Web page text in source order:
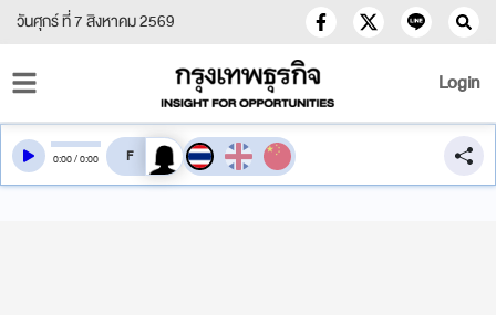
วันศุกร์ ที่ 7 สิงหาคม 2569
Login
0:00/0:00 สลับเสียงอ่าน